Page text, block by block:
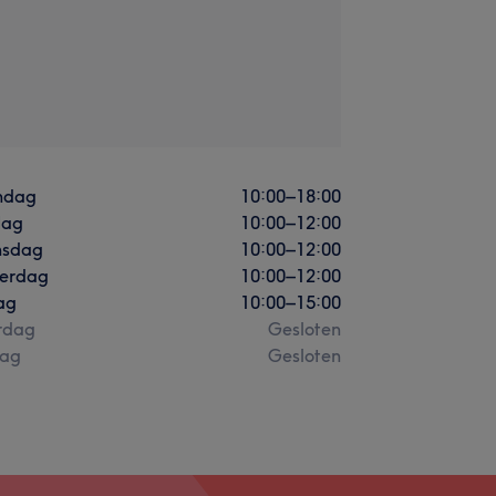
10:00–18:00
10:00–12:00
10:00–12:00
10:00–12:00
10:00–15:00
Gesloten
Gesloten